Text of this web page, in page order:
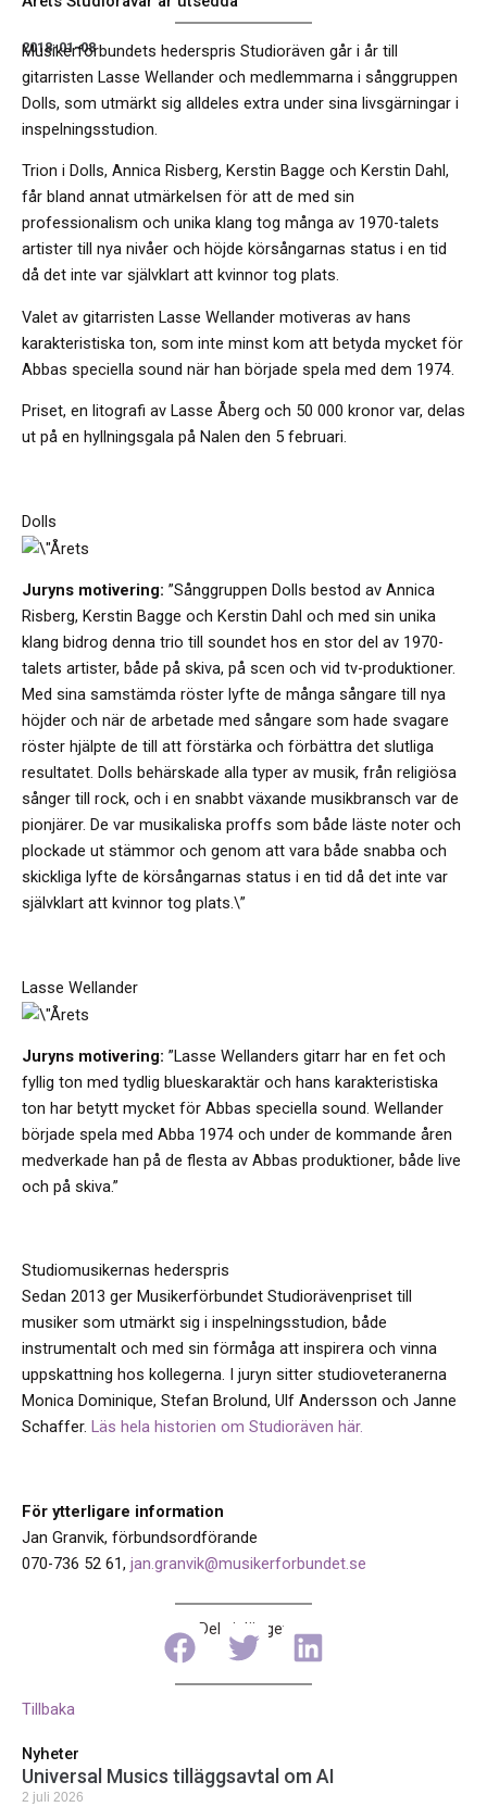
2018-01-08
Musikerförbundets hederspris Studioräven går i år till
gitarristen Lasse Wellander och medlemmarna i sånggruppen
Dolls, som utmärkt sig alldeles extra under sina livsgärningar i
inspelningsstudion.
Trion i Dolls, Annica Risberg, Kerstin Bagge och Kerstin Dahl,
får bland annat utmärkelsen för att de med sin
professionalism och unika klang tog många av 1970-talets
artister till nya nivåer och höjde körsångarnas status i en tid
då det inte var självklart att kvinnor tog plats.
Valet av gitarristen Lasse Wellander motiveras av hans
karakteristiska ton, som inte minst kom att betyda mycket för
Abbas speciella sound när han började spela med dem 1974.
Priset, en litografi av Lasse Åberg och 50 000 kronor var, delas
ut på en hyllningsgala på Nalen den 5 februari.
Dolls
Juryns motivering: ”Sånggruppen Dolls bestod av Annica
Risberg, Kerstin Bagge och Kerstin Dahl och med sin unika
klang bidrog denna trio till soundet hos en stor del av 1970-
talets artister, både på skiva, på scen och vid tv-produktioner.
Med sina samstämda röster lyfte de många sångare till nya
höjder och när de arbetade med sångare som hade svagare
röster hjälpte de till att förstärka och förbättra det slutliga
resultatet. Dolls behärskade alla typer av musik, från religiösa
sånger till rock, och i en snabbt växande musikbransch var de
pionjärer. De var musikaliska proffs som både läste noter och
plockade ut stämmor och genom att vara både snabba och
skickliga lyfte de körsångarnas status i en tid då det inte var
självklart att kvinnor tog plats.\”
Lasse Wellander
Juryns motivering: ”Lasse Wellanders gitarr har en fet och
fyllig ton med tydlig blueskaraktär och hans karakteristiska
ton har betytt mycket för Abbas speciella sound. Wellander
började spela med Abba 1974 och under de kommande åren
medverkade han på de flesta av Abbas produktioner, både live
och på skiva.”
Studiomusikernas hederspris
Sedan 2013 ger Musikerförbundet Studiorävenpriset till
musiker som utmärkt sig i inspelningsstudion, både
instrumentalt och med sin förmåga att inspirera och vinna
uppskattning hos kollegerna. I juryn sitter studioveteranerna
Monica Dominique, Stefan Brolund, Ulf Andersson och Janne
Schaffer. Läs hela historien om Studioräven här.
För ytterligare information
Jan Granvik, förbundsordförande
070-736 52 61, jan.granvik@musikerforbundet.se
Dela inlägget
Tillbaka
Nyheter
Universal Musics tilläggsavtal om AI
2 juli 2026